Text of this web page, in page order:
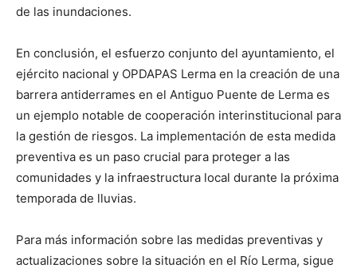
de las inundaciones.
En conclusión, el esfuerzo conjunto del ayuntamiento, el
ejército nacional y OPDAPAS Lerma en la creación de una
barrera antiderrames en el Antiguo Puente de Lerma es
un ejemplo notable de cooperación interinstitucional para
la gestión de riesgos. La implementación de esta medida
preventiva es un paso crucial para proteger a las
comunidades y la infraestructura local durante la próxima
temporada de lluvias.
Para más información sobre las medidas preventivas y
actualizaciones sobre la situación en el Río Lerma, sigue